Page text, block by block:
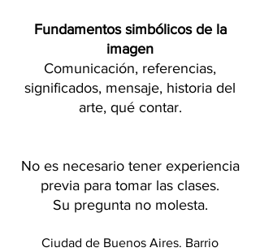
Fundamentos simbólicos de la
imagen
Comunicación, referencias,
significados, mensaje, historia del
arte, qué contar.
No es necesario tener experiencia
previa para tomar las clases.
Su pregunta no molesta.
Ciudad de Buenos Aires. Barrio